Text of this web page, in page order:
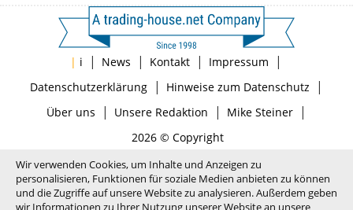
| i | News | Kontakt | Impressum |
Datenschutzerklärung| Hinweise zum Datenschutz |
Über uns | Unsere Redaktion | Mike Steiner|
2026 © Copyright
Wir verwenden Cookies, um Inhalte und Anzeigen zu
personalisieren, Funktionen für soziale Medien anbieten zu können
und die Zugriffe auf unsere Website zu analysieren. Außerdem geben
wir Informationen zu Ihrer Nutzung unserer Website an unsere